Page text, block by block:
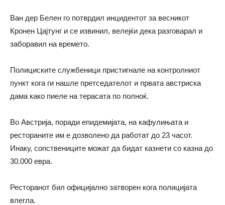
Ван дер Белен го потврдил инцидентот за весникот
Кронен Цајтунг и се извинил, велејќи дека разговарал и
заборавил на времето.
Полициските службеници пристигнале на контролниот
пункт кога ги нашле претседателот и првата австриска
дама како пиеле на терасата по полноќ.
Во Австрија, поради епидемијата, на кафулињата и
рестораните им е дозволено да работат до 23 часот.
Инаку, сопствениците можат да бидат казнети со казна до
30.000 евра.
Ресторанот бил официјално затворен кога полицијата
влегла.